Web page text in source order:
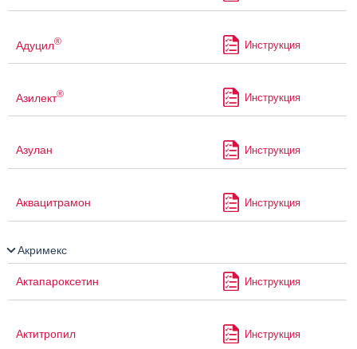
Адуцил® Инструкция
Азилект® Инструкция
Азулан Инструкция
Аквацитрамон Инструкция
Акримекс
Актапароксетин Инструкция
Актитропил Инструкция